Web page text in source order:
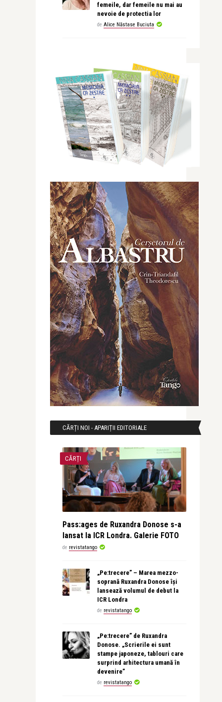
femeile, dar femeile nu mai au
nevoie de protectia lor
de Alice Năstase Buciuta
CĂRȚI NOI - APARIȚII EDITORIALE
CĂRȚI
Pass:ages de Ruxandra Donose s-a
lansat la ICR Londra. Galerie FOTO
de revistatango
„Pe:trecere” – Marea mezzo-
soprană Ruxandra Donose își
lansează volumul de debut la
ICR Londra
de revistatango
„Pe:trecere” de Ruxandra
Donose. „Scrierile ei sunt
stampe japoneze, tablouri care
surprind arhitectura umană în
devenire”
de revistatango